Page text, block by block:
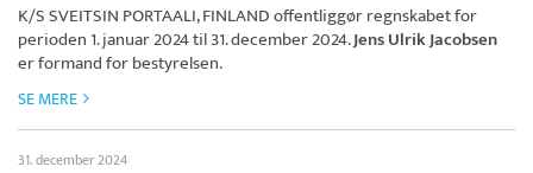
K/S SVEITSIN PORTAALI, FINLANDoffentliggør regnskabet for
perioden 1. januar 2024 til 31. december 2024.Jens Ulrik Jacobsen
er formand for bestyrelsen.
SE MERE
31. december 2024